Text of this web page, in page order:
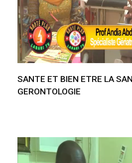
SANTE ET BIEN ETRE LA
GERONTOLOGIE